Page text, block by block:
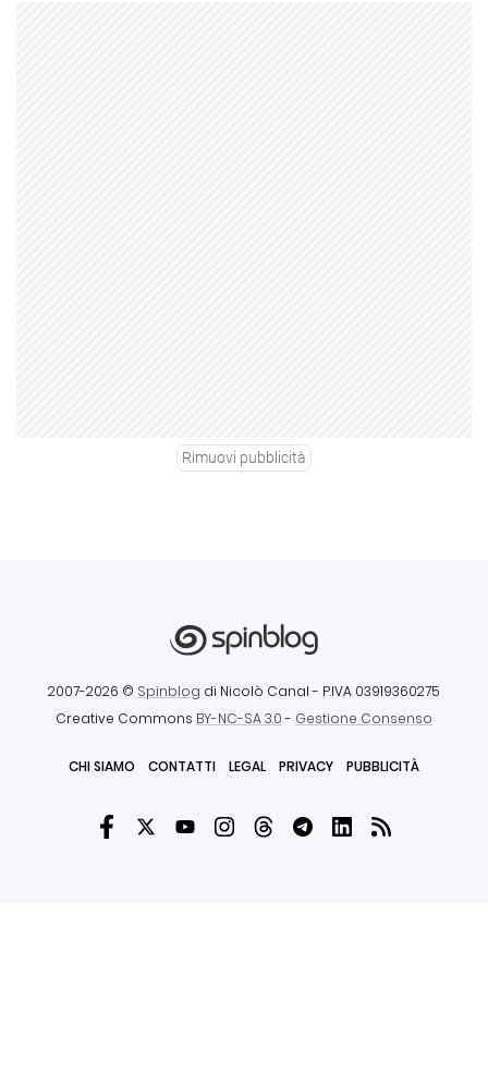
Rimuovi pubblicità
2007-2026 © Spinblog di Nicolò Canal - P.IVA 03919360275
Creative Commons BY-NC-SA 3.0- Gestione Consenso
CHI SIAMO CONTATTI LEGAL PRIVACY PUBBLICITÀ